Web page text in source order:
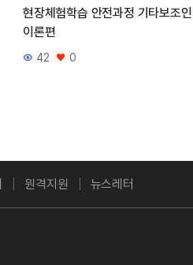
현장체험학습 안전과정 기타보조
이론편
조회수
42
좋아요
0
원격지원 뉴스레터